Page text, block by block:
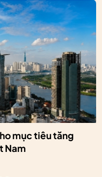
mục tiêu tăng
Nam